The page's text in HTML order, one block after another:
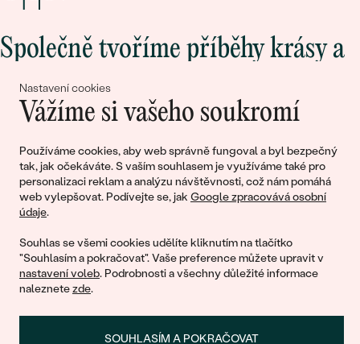
Nastavení cookies
Vážíme si vašeho soukromí
Používáme cookies, aby web správně fungoval a byl bezpečný
tak, jak očekáváte. S vaším souhlasem je využíváme také pro
personalizaci reklam a analýzu návštěvnosti, což nám pomáhá
web vylepšovat. Podívejte se, jak Google zpracovává osobní
údaje.
Souhlas se všemi cookies udělíte kliknutím na tlačítko
"Souhlasím a pokračovat". Vaše preference můžete upravit v
nastavení voleb. Podrobnosti a všechny důležité informace
naleznetezde.
SOUHLASÍM A POKRAČOVAT
Společně tvoříme příběhy krásy a
lásky
Připojte se k nám!
© 2011 - 2026, Eppi.cz